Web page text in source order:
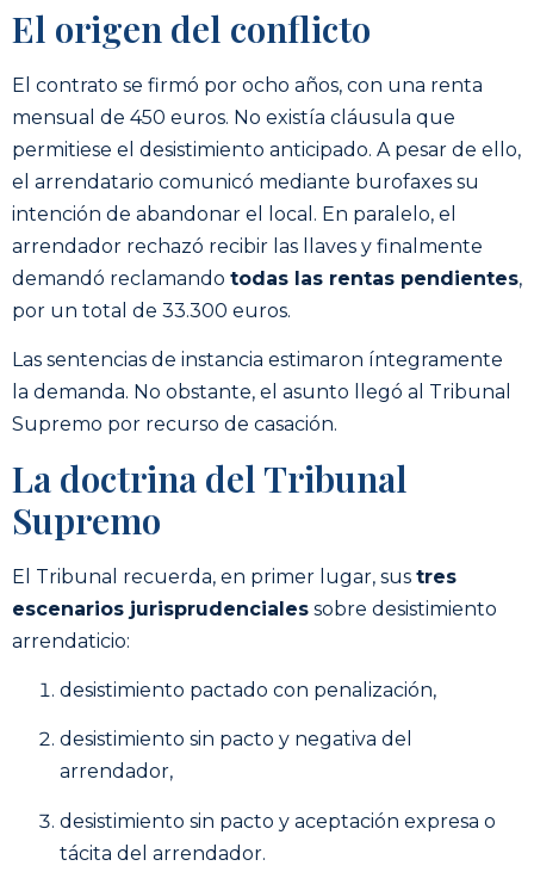
El origen del conflicto
El contrato se firmó por ocho años, con una renta
mensual de 450 euros. No existía cláusula que
permitiese el desistimiento anticipado. A pesar de ello,
el arrendatario comunicó mediante burofaxes su
intención de abandonar el local. En paralelo, el
arrendador rechazó recibir las llaves y finalmente
demandó reclamando todas las rentas pendientes,
por un total de 33.300 euros.
Las sentencias de instancia estimaron íntegramente
la demanda. No obstante, el asunto llegó al Tribunal
Supremo por recurso de casación.
La doctrina del Tribunal
Supremo
El Tribunal recuerda, en primer lugar, sus tres
escenarios jurisprudenciales sobre desistimiento
arrendaticio:
desistimiento pactado con penalización,
desistimiento sin pacto y negativa del
arrendador,
desistimiento sin pacto y aceptación expresa o
tácita del arrendador.